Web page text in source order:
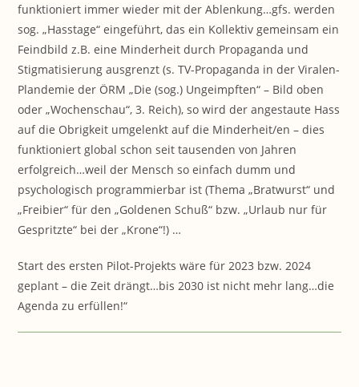
funktioniert immer wieder mit der Ablenkung…gfs. werden
sog. „Hasstage“ eingeführt, das ein Kollektiv gemeinsam ein
Feindbild z.B. eine Minderheit durch Propaganda und
Stigmatisierung ausgrenzt (s. TV-Propaganda in der Viralen-
Plandemie der ÖRM „Die (sog.) Ungeimpften“ – Bild oben
oder „Wochenschau“, 3. Reich), so wird der angestaute Hass
auf die Obrigkeit umgelenkt auf die Minderheit/en – dies
funktioniert global schon seit tausenden von Jahren
erfolgreich…weil der Mensch so einfach dumm und
psychologisch programmierbar ist (Thema „Bratwurst“ und
„Freibier“ für den „Goldenen Schuß“ bzw. „Urlaub nur für
Gespritzte“ bei der „Krone“!) …
Start des ersten Pilot-Projekts wäre für 2023 bzw. 2024
geplant – die Zeit drängt…bis 2030 ist nicht mehr lang…die
Agenda zu erfüllen!“